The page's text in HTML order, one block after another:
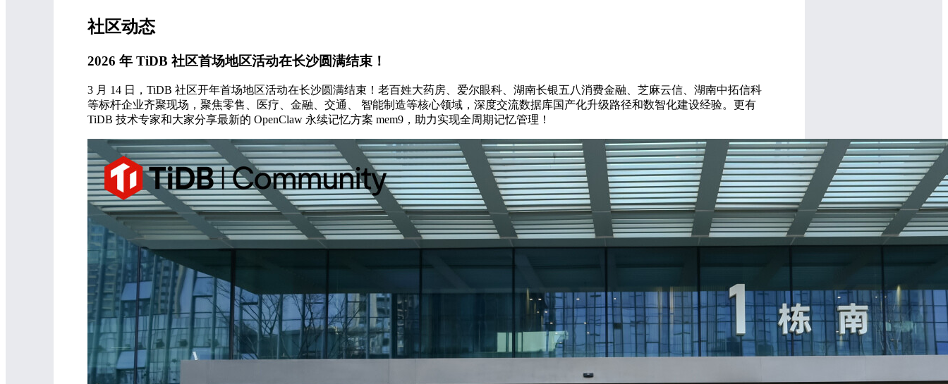
社区动态
2026 年 TiDB 社区首场地区活动在长沙圆满结束！
3 月 14 日，TiDB 社区开年首场地区活动在长沙圆满结束！老百姓大药房、爱尔眼科、湖南长银五八消费金融、芝麻云信、湖南中拓信科
等标杆企业齐聚现场，聚焦零售、医疗、金融、交通、 智能制造等核心领域，深度交流数据库国产化升级路径和数智化建设经验。更有
TiDB 技术专家和大家分享最新的 OpenClaw 永续记忆方案 mem9，助力实现全周期记忆管理！